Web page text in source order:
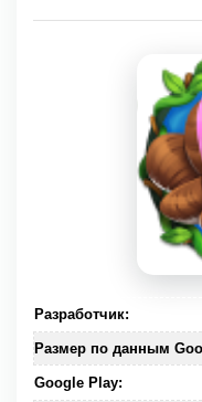
Разработчик:
Размер по данным
Google Play: